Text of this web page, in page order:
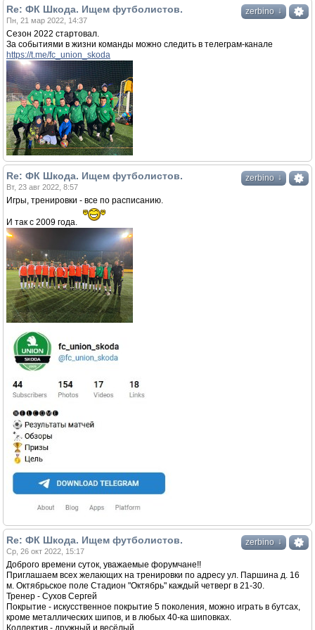
zerbino ↓
Re: ФК Шкода. Ищем футболистов.
Пн, 21 мар 2022, 14:37
Сезон 2022 стартовал.
За событиями в жизни команды можно следить в телеграм-канале
https://t.me/fc_union_skoda
zerbino ↓
Re: ФК Шкода. Ищем футболистов.
Вт, 23 авг 2022, 8:57
Игры, тренировки - все по расписанию.
И так с 2009 года.
zerbino ↓
Re: ФК Шкода. Ищем футболистов.
Ср, 26 окт 2022, 15:17
Доброго времени суток, уважаемые форумчане!!
Приглашаем всех желающих на тренировки по адресу ул. Паршина д. 16
м. Октябрьское поле Cтадион "Октябрь" каждый четверг в 21-30.
Тренер - Сухов Сергей
Покрытие - искусственное покрытие 5 поколения, можно играть в бутсах,
кроме металлических шипов, и в любых 40-ка шиповках.
Коллектив - дружный и весёлый.